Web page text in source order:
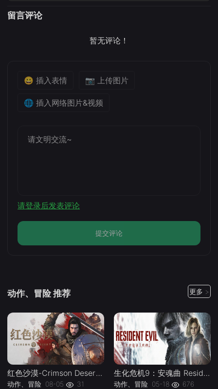
留言评论
暂无评论！
😀 插入表情 📷 上传图片
🌐 插入网络图片&视频
请登录后发表评论
提交评论
动作、冒险 推荐 更多 >
红色沙漠-Crimson Desert 解压即玩版 v1.14.00|中文|支持手柄|容量130G-下载-游戏本体-绿色免安装-解压即玩~
动作、冒险 08-05 31
生化危机9：安魂曲 Resident Evil Requiem Build.22472737 全DLC 中文免安装版-下载-游戏本体-绿色免安装-解压即玩~
动作、冒险 05-18 676